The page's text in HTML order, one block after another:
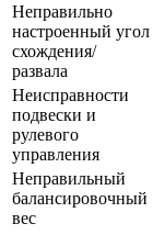
Неправильно
настроенный угол
схождения/
развала
Неисправности
подвески и
рулевого
управления
Неправильный
балансировочный
вес